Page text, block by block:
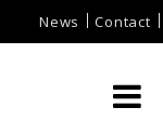
News Contact